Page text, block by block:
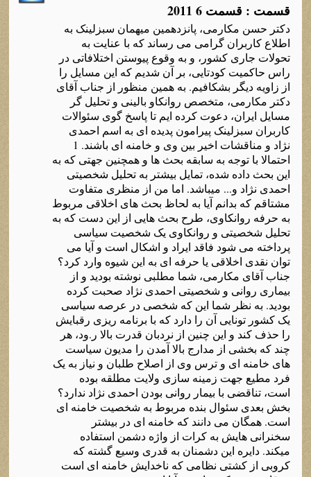
قسمت : قسمت 6 2011
دکتر حسن مکارمی، پانزدهمین میهمان سبزلینک به
اطلاع کاربران گرامی می رساند که با عنایت به
تحولات جاری کشور، و به وقوع پیوستن اختلافاتی در
راس حاکمیت کودتایی، بر آن شدیم که این مسایل را
از زاویه دیگر بشکافیم. به همین منظور از جناب آقای
دکتر مکارمی، متخصص روانکاو بالینی و تحلیل گر
مسایل ایران، دعوت کرده ایم تا پاسخ گوی سئوالات
کاربران سبزلینک پیرامون پدیده ای به اسم احمدی
نژاد و مناقشات اخیر بین وی و خامنه ای باشند. 1
احتمالا با توجه به سابقه بحث ها و همچنین جهتی که به
این بحث داده شده، تمایل بیشتر به تحلیل شخصیتی
احمدی نژاد و... میباشد. اما من از منظری متفاوت
مشتاقم که بدانم آیا به لحاظ بحث های اخلاقی مربوط
به حرفه روانکاوی، طرح بحث هایی از این دست که به
تحلیل شخصیتی و روانکاوی یک شخصیت سیاسی
پرداخته می شود فاقد ایراد و اشکال است و آیا می
توان نقدی اخلاقی یا حرفه ای به این شیوه وارد کرد؟
جناب آقای مکارمی، شما مطلبی نوشته بودید و از
بیماری روانی و شخصیتی احمدی نژاد صحبت کرده
بودید. به نظر شما این که شخصی در عرصه سیاسی
یک کشور تونایی آن را دارد که با برنامه ریزی رقبایش
را حذف کند و این چنین از نردبان قدرت بالا ر.ود، هر
چند که بخشی از مدارج بالا آمدن را مدیون سیاست
های خامنه ای و ترس وی از اصلاح طلبان و نیاز به یک
فرد مطیع جهت زمینه سازی ولایت مطلقه بوده
است، تناقضی با بیمار روانی بودن احمدی نژاد ندارد؟
بخش بعدی سئوال بنده مربوط به شخصیت خامنه ای
است. همگان می دانند که خامنه ای در بیشتر
سخنرانی هایش به کرات از واژه دشمن استفاده
میکند. دایره این دشمنان به قدری وسیع گشته که
کروبی از کشتی نظامی که ناخدایش خامنه ای است